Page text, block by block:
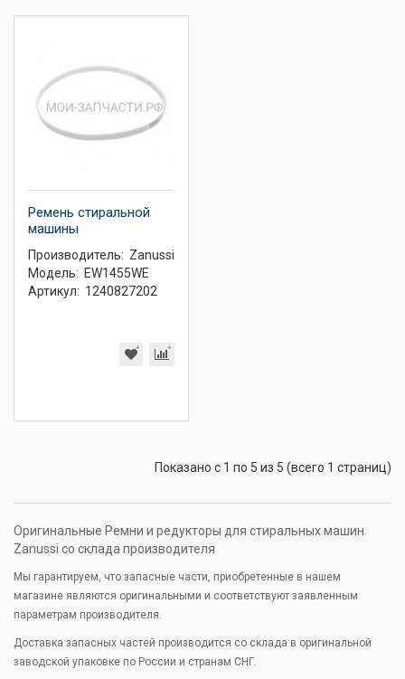
Ремень стиральной
машины
Производитель: Zanussi
Модель: EW1455WE
Артикул: 1240827202
Показано с 1 по 5 из 5 (всего 1 страниц)
Оригинальные Ремни и редукторы для стиральных машин
Zanussi со склада производителя
Мы гарантируем, что запасные части, приобретенные в нашем
магазине являются оригинальными и соответствуют заявленным
параметрам производителя.
Доставка запасных частей производится со склада в оригинальной
заводской упаковке по России и странам СНГ.